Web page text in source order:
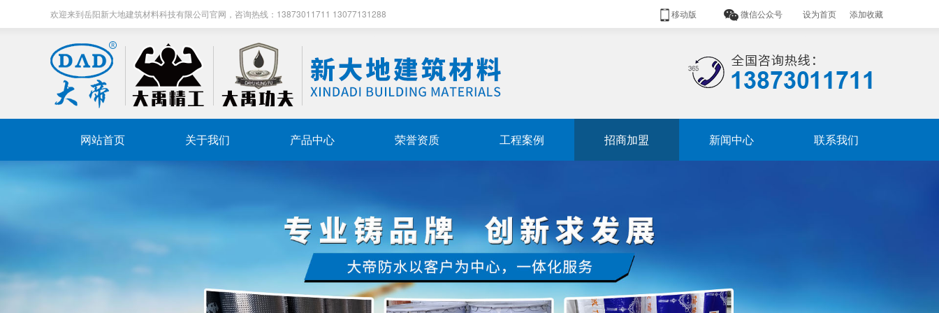
欢迎来到岳阳新大地建筑材料科技有限公司官网，咨询热线：13873011711 13077131288 移动版 微信公众号 设为首页 添加收藏
网站首页 关于我们 产品中心 荣誉资质 工程案例 招商加盟 新闻中心 联系我们